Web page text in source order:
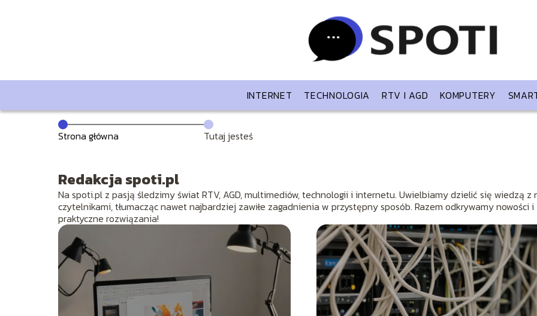
INTERNET TECHNOLOGIA RTV I AGD KOMPUTERY
Strona główna Tutaj jesteś
Redakcja spoti.pl
Na spoti.pl z pasją śledzimy świat RTV, AGD, multimediów, technologii i internetu. Uwielbiamy dzielić się wiedzą z
czytelnikami, tłumacząc nawet najbardziej zawiłe zagadnienia w przystępny sposób. Razem odkrywamy nowości i
praktyczne rozwiązania!